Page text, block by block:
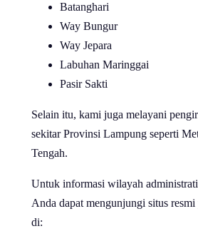
Batanghari
Way Bungur
Way Jepara
Labuhan Maringgai
Pasir Sakti
Selain itu, kami juga melayani
sekitar Provinsi Lampung seperti
Tengah.
Untuk informasi wilayah
Anda dapat mengunjungi situs resmi
di: